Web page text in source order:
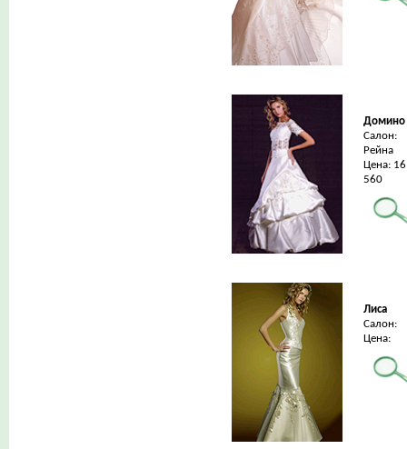
Домино
Салон:
Рейна
Цена: 16
560
Лиса
Салон:
Цена: